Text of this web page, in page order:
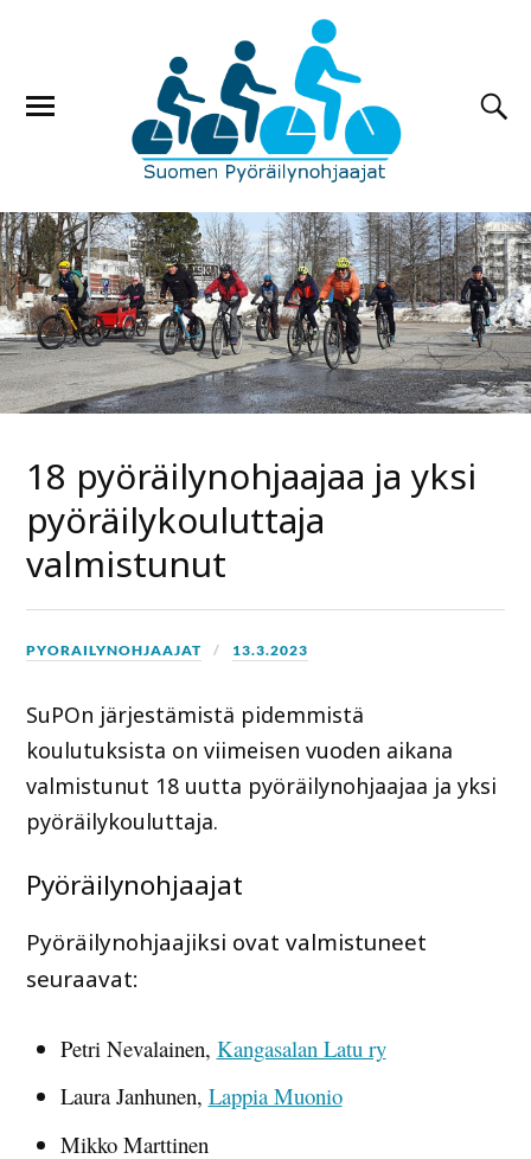
18 pyöräilynohjaajaa ja yksi
pyöräilykouluttaja
valmistunut
PYORAILYNOHJAAJAT 13.3.2023
SuPOn järjestämistä pidemmistä
koulutuksista on viimeisen vuoden aikana
valmistunut 18 uutta pyöräilynohjaajaa ja yksi
pyöräilykouluttaja.
Pyöräilynohjaajat
Pyöräilynohjaajiksi ovat valmistuneet
seuraavat:
Petri Nevalainen, Kangasalan Latu ry
Laura Janhunen, Lappia Muonio
Mikko Marttinen